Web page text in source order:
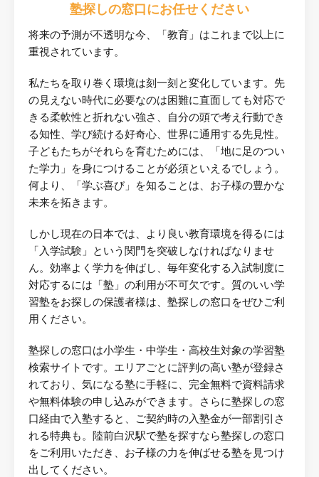
塾探しの窓口にお任せください
将来の予測が不透明な今、「教育」はこれまで以上に
重視されています。
私たちを取り巻く環境は刻一刻と変化しています。先
の見えない時代に必要なのは困難に直面しても対応で
きる柔軟性と折れない強さ、自分の頭で考え行動でき
る知性、学び続ける好奇心、世界に通用する先見性。
子どもたちがそれらを育むためには、「地に足のつい
た学力」を身につけることが必須といえるでしょう。
何より、「学ぶ喜び」を知ることは、お子様の豊かな
未来を拓きます。
しかし現在の日本では、より良い教育環境を得るには
「入学試験」という関門を突破しなければなりませ
ん。効率よく学力を伸ばし、毎年変化する入試制度に
対応するには「塾」の利用が不可欠です。質のいい学
習塾をお探しの保護者様は、塾探しの窓口をぜひご利
用ください。
塾探しの窓口は小学生・中学生・高校生対象の学習塾
検索サイトです。エリアごとに評判の高い塾が登録さ
れており、気になる塾に手軽に、完全無料で資料請求
や無料体験の申し込みができます。さらに塾探しの窓
口経由で入塾すると、ご契約時の入塾金が一部割引さ
れる特典も。陸前白沢駅で塾を探すなら塾探しの窓口
をご利用いただき、お子様の力を伸ばせる塾を見つけ
出してください。